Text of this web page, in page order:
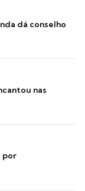
dá conselho
nas
por